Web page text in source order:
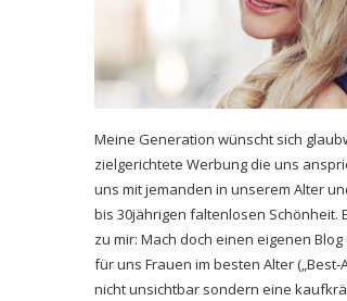
Meine Generation wünscht sich
zielgerichtete Werbung die uns
uns mit jemanden in unserem Alter
bis 30jährigen faltenlosen Schönheit.
zu mir: Mach doch einen eigenen
für uns Frauen im besten Alter („Best-
nicht unsichtbar sondern eine